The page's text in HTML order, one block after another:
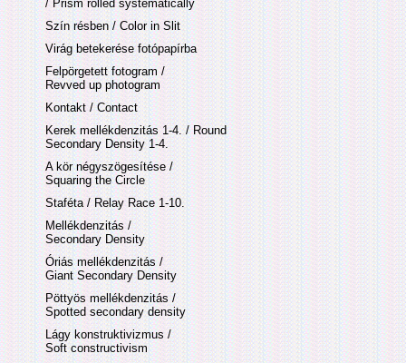
/ Prism rolled systematically
Szín résben / Color in Slit
Virág betekerése fotópapírba
Felpörgetett fotogram /
Revved up photogram
Kontakt / Contact
Kerek mellékdenzitás 1-4. / Round
Secondary Density 1-4.
A kör négyszögesítése /
Squaring the Circle
Staféta / Relay Race 1-10.
Mellékdenzitás /
Secondary Density
Óriás mellékdenzitás /
Giant Secondary Density
Pöttyös mellékdenzitás /
Spotted secondary density
Lágy konstruktivizmus /
Soft constructivism